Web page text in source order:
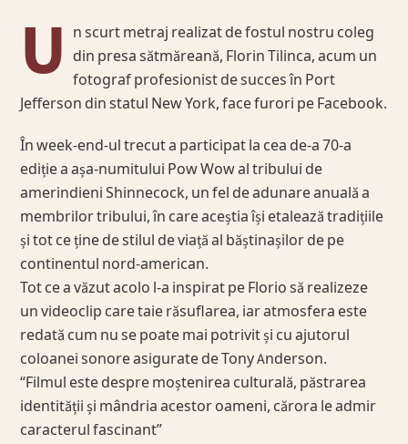
U n scurt metraj realizat de fostul nostru coleg
din presa sătmăreană, Florin Tilinca, acum un
fotograf profesionist de succes în Port
Jefferson din statul New York, face furori pe Facebook.
În week-end-ul trecut a participat la cea de-a 70-a
ediție a așa-numitului Pow Wow al tribului de
amerindieni Shinnecock, un fel de adunare anuală a
membrilor tribului, în care aceștia își etalează tradițiile
și tot ce ține de stilul de viață al băștinașilor de pe
continentul nord-american.
Tot ce a văzut acolo l-a inspirat pe Florio să realizeze
un videoclip care taie răsuflarea, iar atmosfera este
redată cum nu se poate mai potrivit și cu ajutorul
coloanei sonore asigurate de Tony Anderson.
“Filmul este despre moștenirea culturală, păstrarea
identității și mândria acestor oameni, cărora le admir
caracterul fascinant”